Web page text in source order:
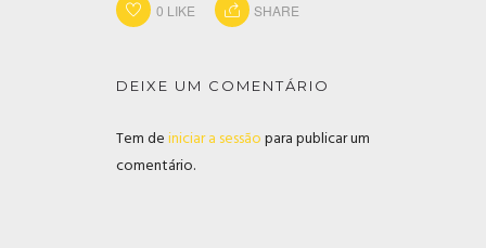
0 LIKE SHARE
DEIXE UM COMENTÁRIO
Tem deiniciar a sessãopara publicar um
comentário.